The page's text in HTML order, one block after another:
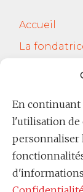
En continuant
l'utilisation de
personnaliser
Accueil
La
Blog Les RH
Contact